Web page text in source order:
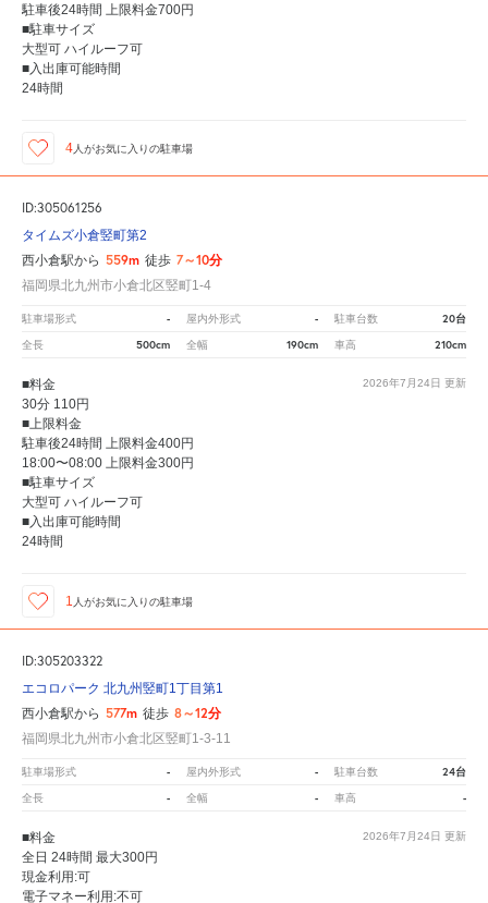
駐車後24時間 上限料金700円
■駐車サイズ
大型可 ハイルーフ可
■入出庫可能時間
24時間
4 人がお気に入りの駐車場
ID:305061256
タイムズ小倉竪町第2
西小倉駅から 559m 徒歩 7～10分
福岡県北九州市小倉北区竪町1-4
駐車場形式 - 屋内外形式 - 駐車台数 20台
全長 500cm 全幅 190cm 車高 210cm
2026年7月24日 更新
■料金
30分 110円
■上限料金
駐車後24時間 上限料金400円
18:00〜08:00 上限料金300円
■駐車サイズ
大型可 ハイルーフ可
■入出庫可能時間
24時間
1 人がお気に入りの駐車場
ID:305203322
エコロパーク 北九州竪町1丁目第1
西小倉駅から 577m 徒歩 8～12分
福岡県北九州市小倉北区竪町1-3-11
駐車場形式 - 屋内外形式 - 駐車台数 24台
全長 - 全幅 - 車高 -
2026年7月24日 更新
■料金
全日 24時間 最大300円
現金利用:可
電子マネー利用:不可